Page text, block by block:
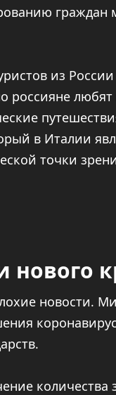
граждан
из
россияне
в Италии
точки
нового
новости.